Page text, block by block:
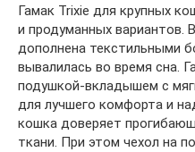
Гамак Trixie для крупных
и продуманных вариантов.
дополнена текстильными
вывалилась во время сна.
подушкой-вкладышем с
для лучшего комфорта и
кошка доверяет
ткани. При этом чехол на